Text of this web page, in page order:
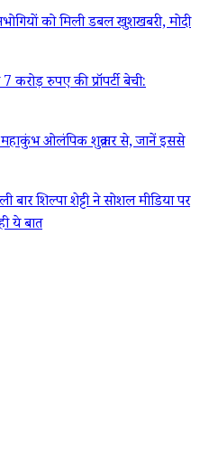
को मिली डबल खुशखबरी, मोदी
रुपए की प्रॉपर्टी बेची:
ओलंपिक शुक्रवार से, जानें इससे
शिल्पा शेट्टी ने सोशल मीडिया पर
ये बात